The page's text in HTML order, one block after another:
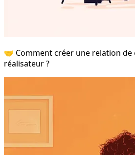
🤝 Comment créer une relation de
réalisateur ?